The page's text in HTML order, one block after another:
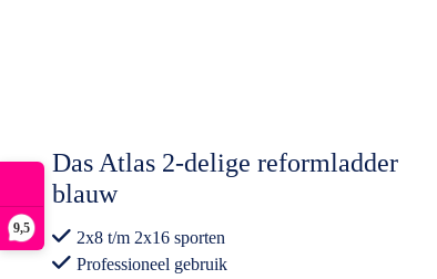
9,5
Das Atlas 2-delige reformladder
blauw
2x8 t/m 2x16 sporten
Professioneel gebruik